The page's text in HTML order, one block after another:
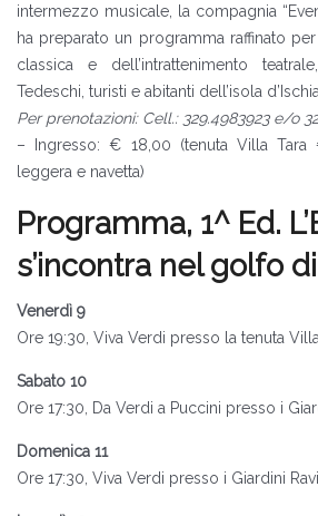
intermezzo musicale, la compagnia
ha preparato un programma raffinato
classica e dell’intrattenimento
Tedeschi, turisti e abitanti dell’isola d’Ischia.
Per prenotazìoni: Cell.: 329.4983923 e/o
– Ingresso: € 18,00 (tenuta Villa
leggera e navetta)
Programma, 1^ Ed.
s’incontra nel golfo
Venerdì 9
Ore 19:30, Viva Verdi presso la tenuta
Sabato 10
Ore 17:30, Da Verdi a Puccini presso i
Domenica 11
Ore 17:30, Viva Verdi presso i Giardini